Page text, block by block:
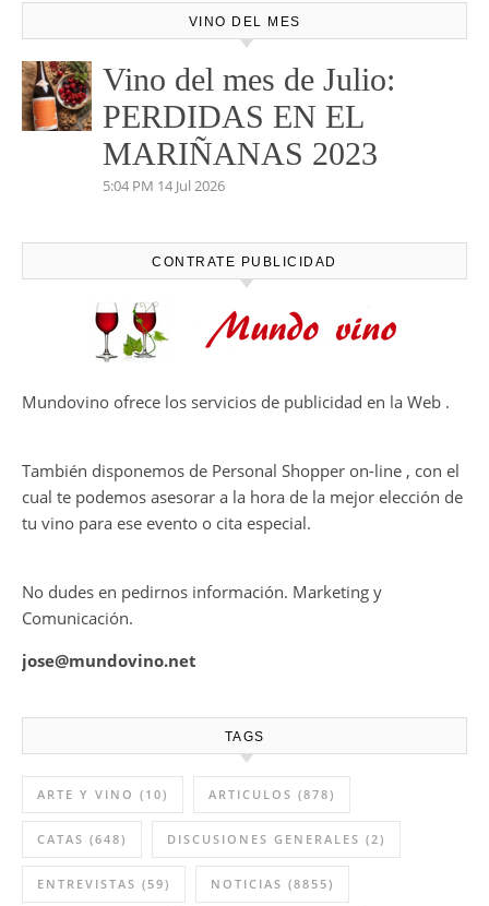
VINO DEL MES
Vino del mes de Julio:
PERDIDAS EN EL
MARIÑANAS 2023
5:04 PM 14 Jul 2026
CONTRATE PUBLICIDAD
Mundovino ofrece los servicios de publicidad en la Web .
También disponemos de Personal Shopper on-line , con el
cual te podemos asesorar a la hora de la mejor elección de
tu vino para ese evento o cita especial.
No dudes en pedirnos información. Marketing y
Comunicación.
jose@mundovino.net
TAGS
ARTE Y VINO (10) ARTICULOS (878)
CATAS (648) DISCUSIONES GENERALES (2)
ENTREVISTAS (59) NOTICIAS (8855)